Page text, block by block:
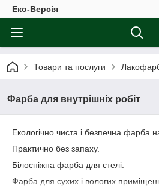
Еко-Версія
Товари та послуги
Фарба для внутрішніх робіт
Екологічно чиста і безпечна фарба
Практично без запаху.
Білосніжна фарба для стелі.
Фарба для сухих і вологих